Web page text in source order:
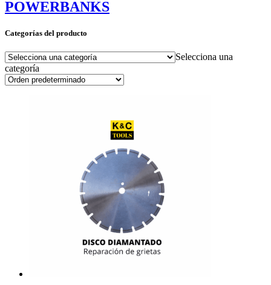
POWERBANKS
Categorías del producto
Selecciona una
categoría